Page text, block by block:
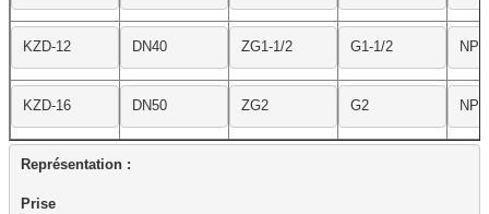
KZD-12 DN40 ZG1-1/2 G1-1/2
KZD-16 DN50 ZG2 G2
Représentation :
Prise